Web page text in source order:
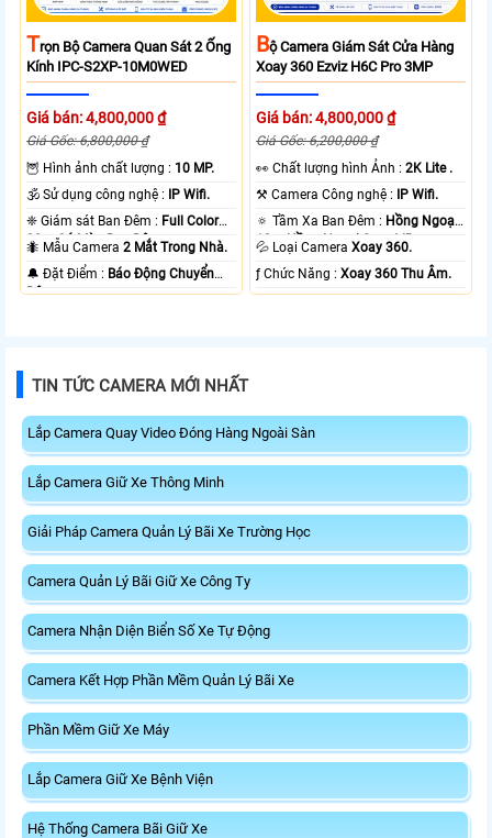
TRọn Bộ Camera Quan Sát 2 Ống
Kính IPC-S2XP-10M0WED
Giá bán: 4,800,000 ₫
Giá Gốc: 6,800,000 ₫
🦉 Hình ảnh chất lượng : 10 MP.
🕉️ Sử dụng công nghệ : IP Wifi.
❈ Giám sát Ban Đêm : Full Color
20m Có Màu Ban Ðêm.
🐜 Mẫu Camera2 Mắt Trong Nhà.
️🔔 Đặt Điểm : Báo Động Chuyển
Động.
BỘ Camera Giám Sát Cửa Hàng
Xoay 360 Ezviz H6C Pro 3MP
Giá bán: 4,800,000 ₫
Giá Gốc: 6,200,000 ₫
️👀 Chất lượng hình Ảnh :2K Lite .
⚒ Camera Công nghệ : IP Wifi.
🔅 Tầm Xa Ban Đêm : Hồng Ngoại
10m Hồng Ngoại Smart IR.
💦 Loại CameraXoay 360.
️ƒ Chức Năng :Xoay 360 Thu Âm.
TIN TỨC CAMERA MỚI NHẤT
Lắp Camera Quay Video Đóng Hàng Ngoài Sàn
Lắp Camera Giữ Xe Thông Minh
Giải Pháp Camera Quản Lý Bãi Xe Trường Học
Camera Quản Lý Bãi Giữ Xe Công Ty
Camera Nhận Diện Biển Số Xe Tự Động
Camera Kết Hợp Phần Mềm Quản Lý Bãi Xe
Phần Mềm Giữ Xe Máy
Lắp Camera Giữ Xe Bệnh Viện
Hệ Thống Camera Bãi Giữ Xe